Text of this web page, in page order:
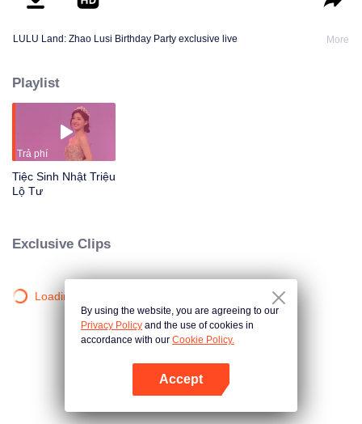
LULU Land: Zhao Lusi Birthday Party exclusive live More
Playlist
Trả phí
Tiệc Sinh Nhật Triệu
Lộ Tư
Exclusive Clips
Loading…
By using the website, you are agreeing to our
Privacy Policy and the use of cookies in
accordance with our Cookie Policy.
Accept